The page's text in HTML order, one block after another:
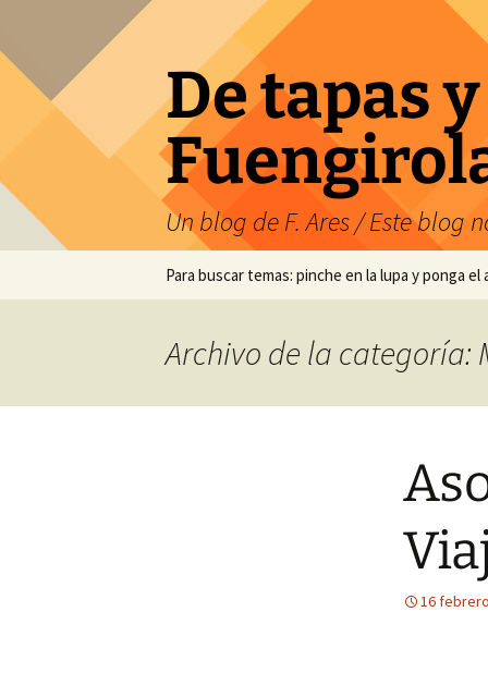
contenido
De tapas
Un blog de F. Ares / Este blog
Para buscar temas: pinche en la lupa y ponga
Archivo de la categoría:
16